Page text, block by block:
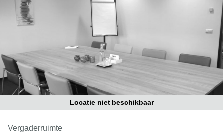
Tilburg
Zwolle
Westpoort
Business
center
Hilversum
center
Den
Haag
Coworking
space
Coworking
Arnhem
Locatie niet beschikbaar
Vergaderruimte